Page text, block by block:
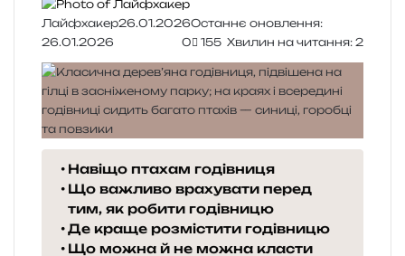
Лайфхакер26.01.2026Останнє оновлення:
26.01.2026
0 155 Хвилин на читання: 2
Навіщо птахам годівниця
Що важливо врахувати перед
тим, як робити годівницю
Де краще розмістити годівницю
Що можна й не можна класти